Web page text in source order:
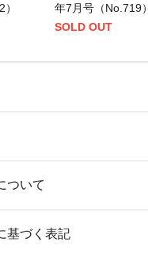
年7月号（No.719）
SOLD OUT
ついて
基づく表記